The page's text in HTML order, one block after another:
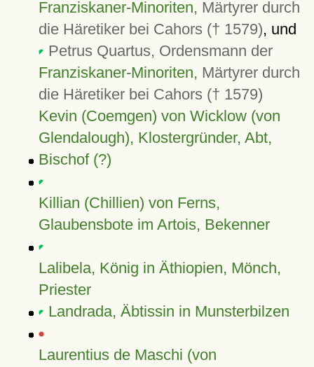
Franziskaner-Minoriten, Märtyrer durch
die Häretiker bei Cahors († 1579), und
Petrus Quartus, Ordensmann der
Franziskaner-Minoriten, Märtyrer durch
die Häretiker bei Cahors († 1579)
Kevin (Coemgen) von Wicklow (von
Glendalough), Klostergründer, Abt,
Bischof (?)
Killian (Chillien) von Ferns,
Glaubensbote im Artois, Bekenner
Lalibela, König in Äthiopien, Mönch,
Priester
Landrada, Äbtissin in Munsterbilzen
Laurentius de Maschi (von